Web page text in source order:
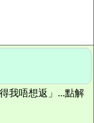
我唔想返」...點解